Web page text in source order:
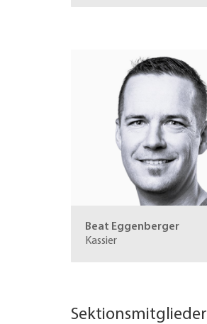
Beat Eggenberger
Kassier
Sektionsmitglieder